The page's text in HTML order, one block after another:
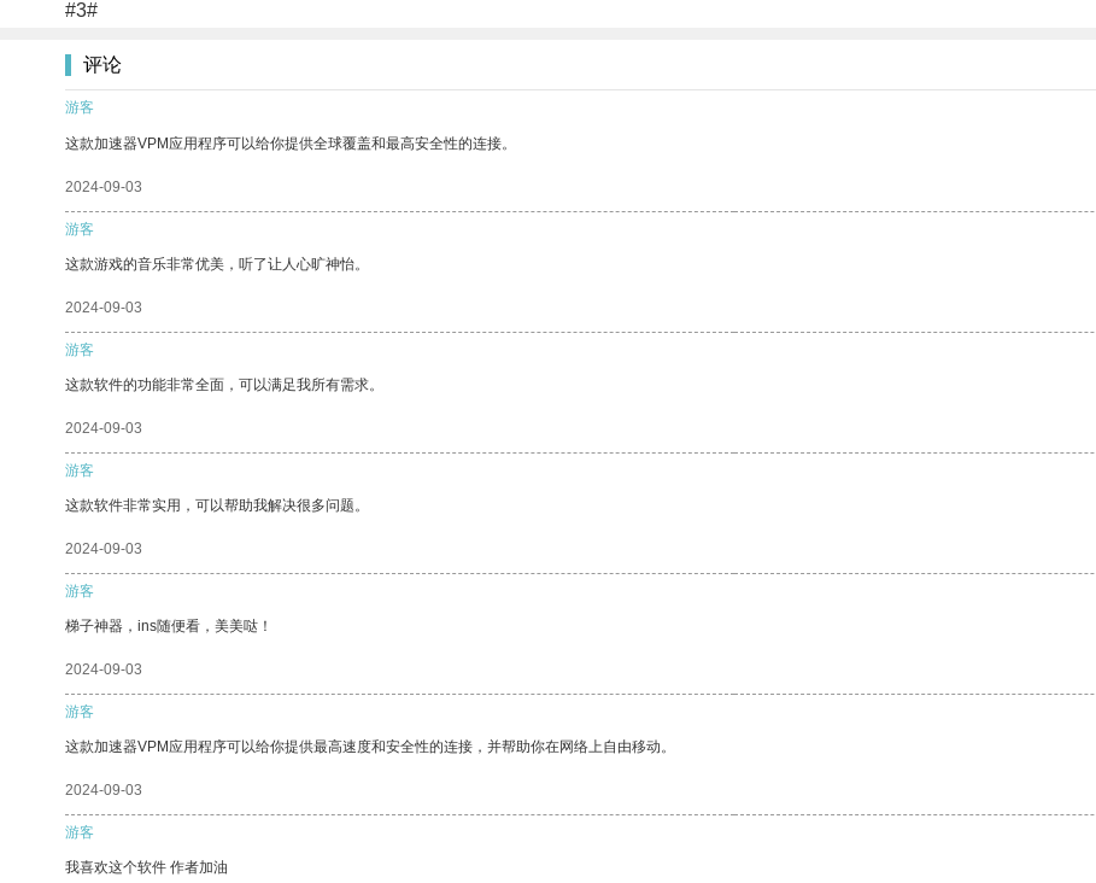
#3#
评论
游客
这款加速器VPM应用程序可以给你提供全球覆盖和最高安全性的连接。
2024-09-03
游客
这款游戏的音乐非常优美，听了让人心旷神怡。
2024-09-03
游客
这款软件的功能非常全面，可以满足我所有需求。
2024-09-03
游客
这款软件非常实用，可以帮助我解决很多问题。
2024-09-03
游客
梯子神器，ins随便看，美美哒！
2024-09-03
游客
这款加速器VPM应用程序可以给你提供最高速度和安全性的连接，并帮助你在网络上自由移动。
2024-09-03
游客
我喜欢这个软件 作者加油